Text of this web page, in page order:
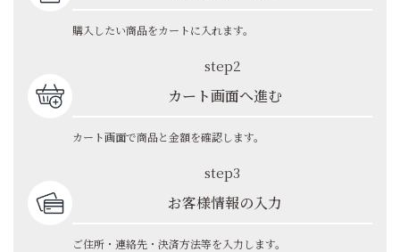
購入したい商品をカートに入れます。
step2
カート画面へ進む
カート画面で商品と金額を確認します。
step3
お客様情報の入力
ご住所・連絡先・決済方法等を入力します。